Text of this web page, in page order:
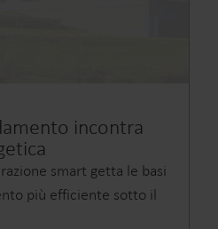
incontra
smart getta le basi
più efficiente sotto il